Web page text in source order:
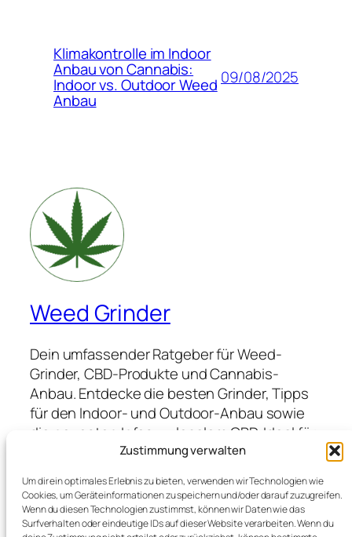
Zustimmung verwalten
Um dir ein optimales Erlebnis zu bieten, verwenden wir Technologien wie
Cookies, um Geräteinformationen zu speichern und/oder darauf zuzugreifen.
Wenn du diesen Technologien zustimmst, können wir Daten wie das
Surfverhalten oder eindeutige IDs auf dieser Website verarbeiten. Wenn du
Klimakontrolle im Indoor
Anbau von Cannabis:
Indoor vs. Outdoor Weed
Anbau
09/08/2025
Weed Grinder
Dein umfassender Ratgeber für Weed-
Grinder, CBD-Produkte und Cannabis-
Anbau. Entdecke die besten Grinder, Tipps
für den Indoor- und Outdoor-Anbau sowie
die neuesten Infos zu legalem CBD. Ideal für
Anfänger und Profis, die hochwertige
profitieren möchten.